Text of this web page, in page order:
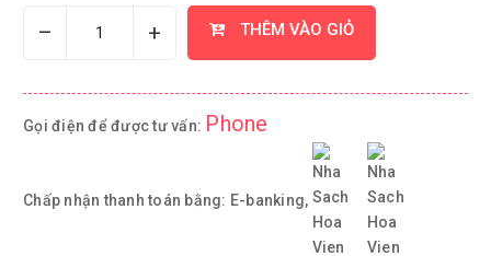
– + THÊM VÀO GIỎ
Gọi điện để được tư vấn: Phone
Chấp nhận thanh toán bằng: E-banking,